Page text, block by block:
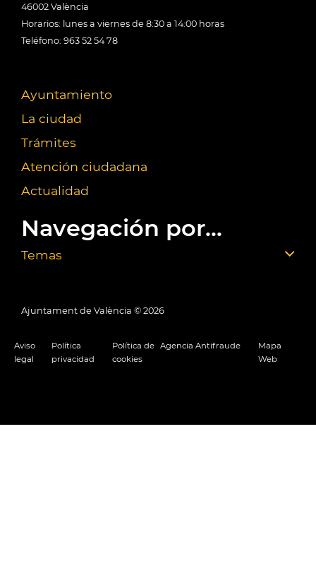
46002 València
Horarios: lunes a viernes de 8:30 a 14:00 horas
Teléfono: 963 52 54 78
Ayuntamiento
La ciudad
Trámites
Atención ciudadana
Actualidad
Navegación por...
Temas
Ajuntament de València © 2026
Aviso
legal
Política
privacidad
Política de
cookies
Agencia Antifraude
Mapa
Web